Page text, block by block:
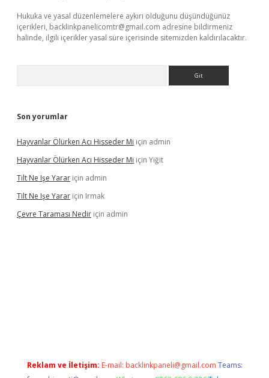
Hukuka ve yasal düzenlemelere aykırı olduğunu düşündüğünüz
içerikleri, backlinkpanelicomtr@gmail.com adresine bildirmeniz
halinde, ilgili içerikler yasal süre içerisinde sitemizden kaldırılacaktır.
Son yorumlar
Hayvanlar Ölürken Acı Hisseder Mi için admin
Hayvanlar Ölürken Acı Hisseder Mi için Yiğit
Tilt Ne Işe Yarar için admin
Tilt Ne Işe Yarar için Irmak
Çevre Taraması Nedir için admin
Reklam ve İletişim: E-mail: backlinkpaneli@gmail.com Teams: